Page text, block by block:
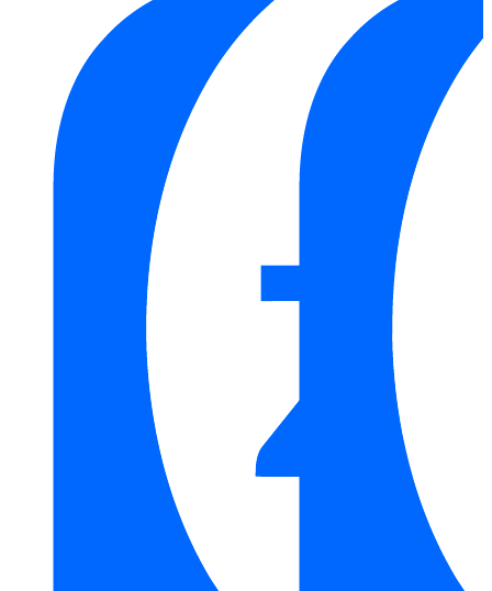
Giá để cốc đôi bằng đồng Kanly GCK08B
Với trọng lượng khoảng 843 g cùng cấu tạo chắc chắn, sản
phẩm phù hợp sử dụng lâu dài trong phòng tắm gia đình,
khách sạn hoặc các công trình nội thất theo phong cách cổ
kính, hoàng gia hoặc không gian sử dụng vật liệu gỗ tự nhiên.
Thiết Bị Vệ Sinh
Phụ Kiện
/ Giá Xà Phòng & Bàn Chải Kanly
Thiết Bị Vệ Sinh Kanly